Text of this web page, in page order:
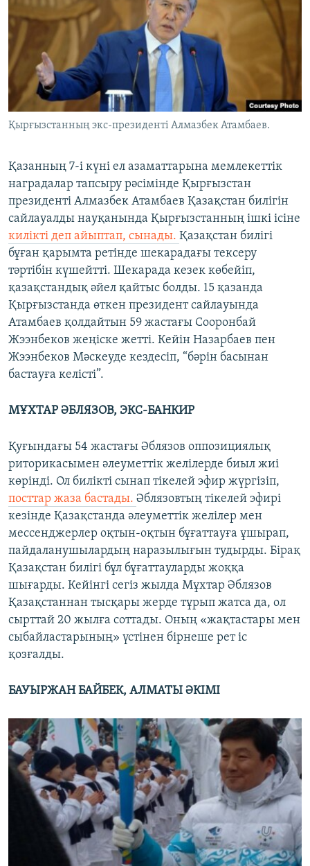
Қырғызстанның экс-президенті Алмазбек Атамбаев.
​Қазанның 7-і күні ел азаматтарына мемлекеттік
наградалар тапсыру рәсімінде Қырғызстан
президенті Алмазбек Атамбаев Қазақстан билігін
сайлауалды науқанында Қырғызстанның ішкі ісіне
килікті деп айыптап, сынады. Қазақстан билігі
бұған қарымта ретінде шекарадағы тексеру
тәртібін күшейтті. Шекарада кезек көбейіп,
қазақстандық әйел қайтыс болды. 15 қазанда
Қырғызстанда өткен президент сайлауында
Атамбаев қолдайтын 59 жастағы Сооронбай
Жээнбеков жеңіске жетті. Кейін Назарбаев пен
Жээнбеков Мәскеуде кездесіп, “бәрін басынан
бастауға келісті”.
МҰХТАР ӘБЛЯЗОВ, ЭКС-БАНКИР
Қуғындағы 54 жастағы Әблязов оппозициялық
риторикасымен әлеуметтік желілерде биыл жиі
көрінді. Ол билікті сынап тікелей эфир жүргізіп,
посттар жаза бастады. Әблязовтың тікелей эфирі
кезінде Қазақстанда әлеуметтік желілер мен
мессенджерлер оқтын-оқтын бұғаттауға ұшырап,
пайдаланушылардың наразылығын тудырды. Бірақ
Қазақстан билігі бұл бұғаттауларды жоққа
шығарды. Кейінгі сегіз жылда Мұхтар Әблязов
Қазақстаннан тысқары жерде тұрып жатса да, ол
сырттай 20 жылға соттады. Оның «жақтастары мен
сыбайластарының» үстінен бірнеше рет іс
қозғалды.
БАУЫРЖАН БАЙБЕК, АЛМАТЫ ӘКІМІ